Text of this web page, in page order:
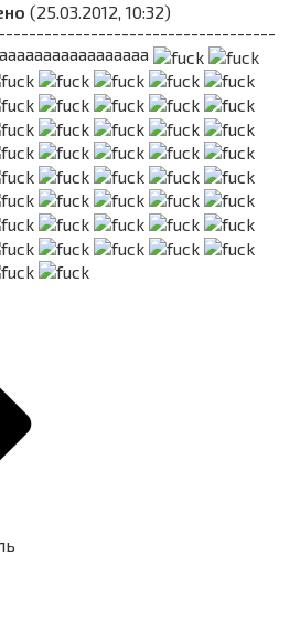
(25.03.2012, 10:32)